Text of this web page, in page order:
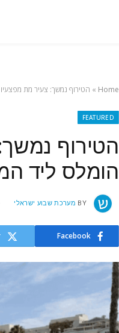
Home
» הטירוף נמשך: צעיר מת
FEATURED
הטירוף
הומלס ליד
BY מערכת שבוע ישראלי
Facebook